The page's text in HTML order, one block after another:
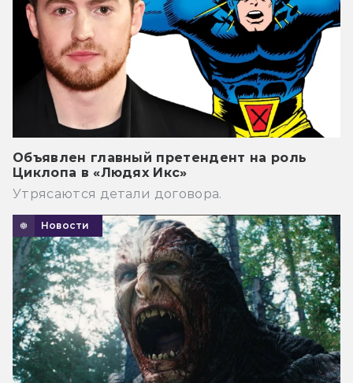
Объявлен главный претендент на роль
Циклопа в «Людях Икс»
Утрясаются детали договора.
Новости